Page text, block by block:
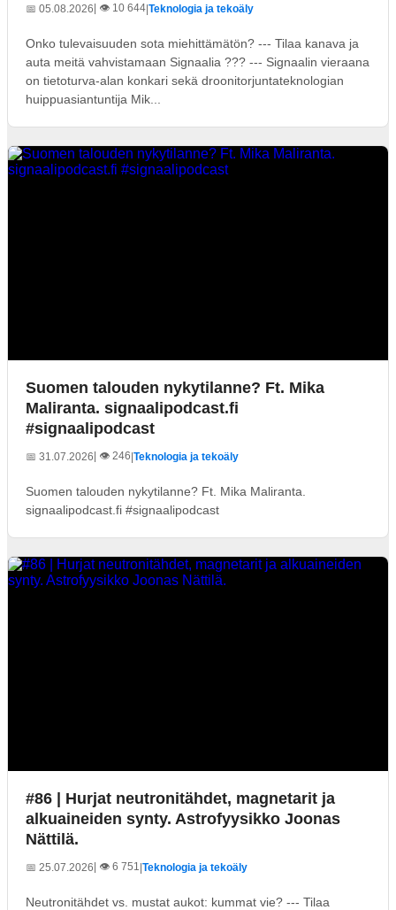
📅 05.08.2026| 👁️ 10 644 Teknologia ja tekoäly
Onko tulevaisuuden sota miehittämätön? --- Tilaa kanava ja
auta meitä vahvistamaan Signaalia ??? --- Signaalin vieraana
on tietoturva-alan konkari sekä droonitorjuntateknologian
huippuasiantuntija Mik...
Suomen talouden nykytilanne? Ft. Mika
Maliranta. signaalipodcast.fi
#signaalipodcast
📅 31.07.2026| 👁️ 246 Teknologia ja tekoäly
Suomen talouden nykytilanne? Ft. Mika Maliranta.
signaalipodcast.fi #signaalipodcast
#86 | Hurjat neutronitähdet, magnetarit ja
alkuaineiden synty. Astrofyysikko Joonas
Nättilä.
📅 25.07.2026| 👁️ 6 751 Teknologia ja tekoäly
Neutronitähdet vs. mustat aukot: kummat vie? --- Tilaa